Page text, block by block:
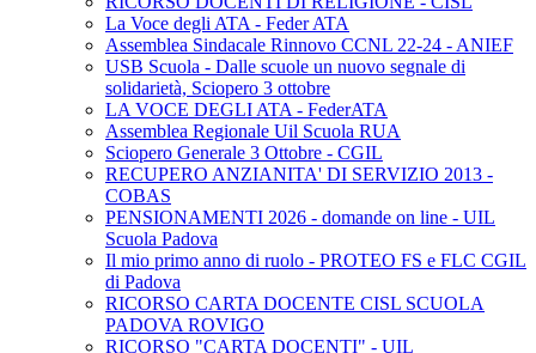
La Voce degli ATA - Feder ATA
Assemblea Sindacale Rinnovo CCNL 22-24 - ANIEF
USB Scuola - Dalle scuole un nuovo segnale di
solidarietà, Sciopero 3 ottobre
LA VOCE DEGLI ATA - FederATA
Assemblea Regionale Uil Scuola RUA
Sciopero Generale 3 Ottobre - CGIL
RECUPERO ANZIANITA' DI SERVIZIO 2013 -
COBAS
PENSIONAMENTI 2026 - domande on line - UIL
Scuola Padova
Il mio primo anno di ruolo - PROTEO FS e FLC CGIL
di Padova
RICORSO CARTA DOCENTE CISL SCUOLA
PADOVA ROVIGO
RICORSO "CARTA DOCENTI" - UIL